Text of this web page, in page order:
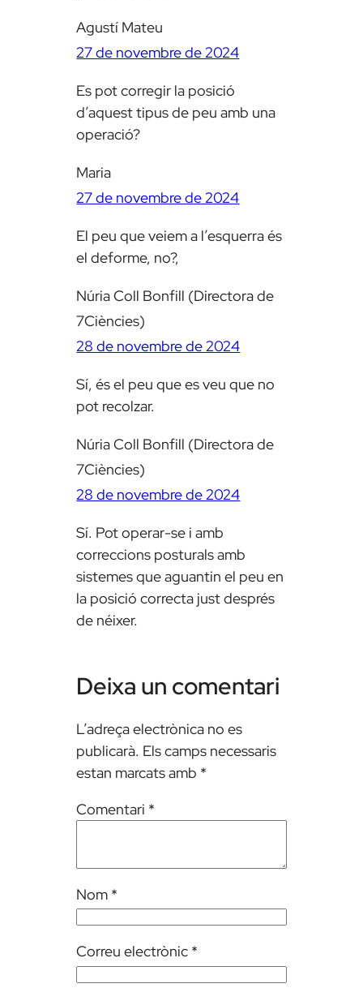
Agustí Mateu
27 de novembre de 2024
Es pot corregir la posició
d’aquest tipus de peu amb una
operació?
Maria
27 de novembre de 2024
El peu que veiem a l’esquerra és
el deforme, no?,
Núria Coll Bonfill (Directora de
7Ciències)
28 de novembre de 2024
Sí, és el peu que es veu que no
pot recolzar.
Núria Coll Bonfill (Directora de
7Ciències)
28 de novembre de 2024
Sí. Pot operar-se i amb
correccions posturals amb
sistemes que aguantin el peu en
la posició correcta just després
de néixer.
Deixa un comentari
L’adreça electrònica no es
publicarà. Els camps necessaris
estan marcats amb *
Comentari *
Nom *
Correu electrònic *